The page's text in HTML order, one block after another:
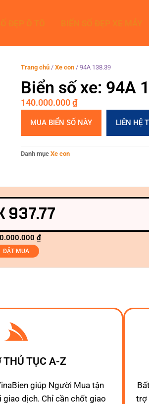
Trang chủ / Xe con / 94A 138.39
Biển số xe: 94A
140.000.000₫
MUA BIỂN SỐ NÀY LIÊN HỆ
Danh mục Xe con
937.77
₫
ĐẶT MUA
THỦ TỤC A-Z
giúp Người Mua tận
dịch. Chỉ cần chốt giao
trợ